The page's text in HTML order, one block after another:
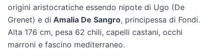
origini aristocratiche essendo nipote di Ugo (De
Grenet) e di Amalia De Sangro, principessa di Fondi.
Alta 176 cm, pesa 62 chili, capelli castani, occhi
marroni e fascino mediterraneo.